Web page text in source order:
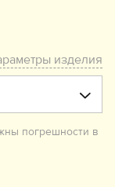
изделия
погрешности в